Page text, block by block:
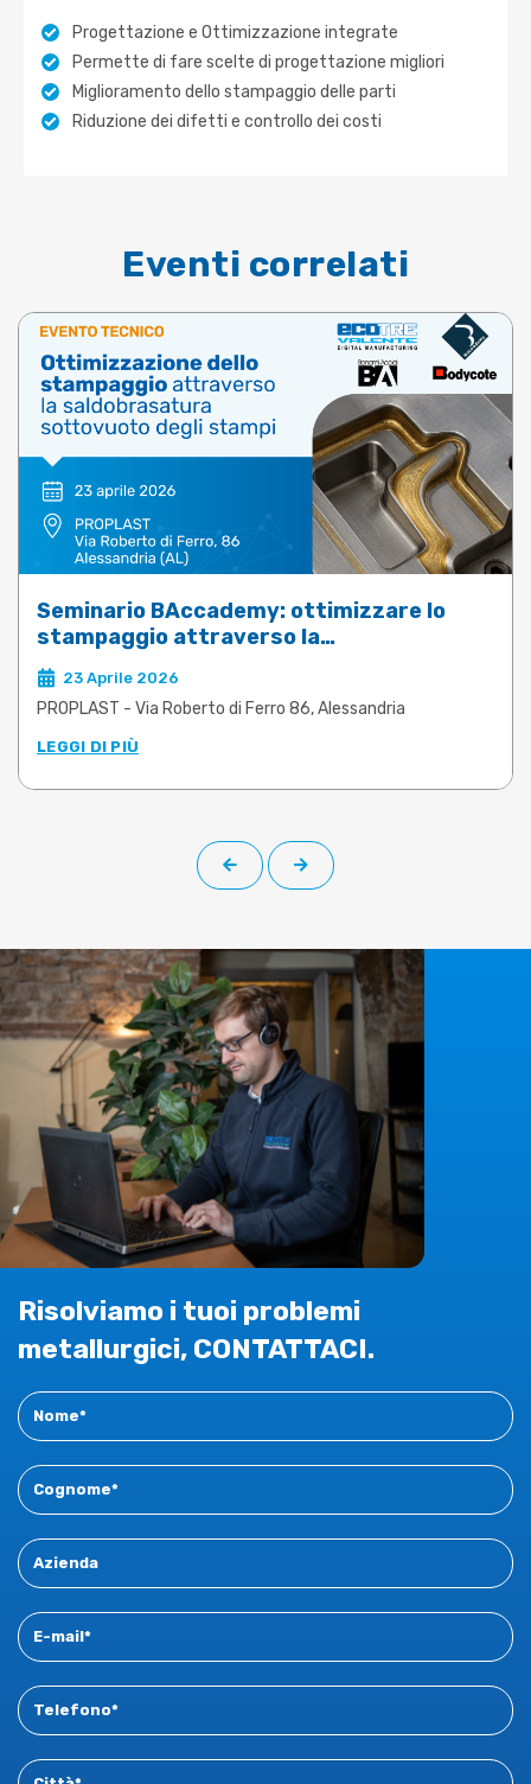
Progettazione e Ottimizzazione integrate
Permette di fare scelte di progettazione migliori
Miglioramento dello stampaggio delle parti
Riduzione dei difetti e controllo dei costi
Eventi correlati
Seminario BAccademy: ottimizzare lo
stampaggio attraverso la
saldobrasatura sottovuoto degli stampi
23 Aprile 2026
PROPLAST - Via Roberto di Ferro 86, Alessandria
LEGGI DI PIÙ
Risolviamo i tuoi problemi
metallurgici, CONTATTACI.
Contact
New